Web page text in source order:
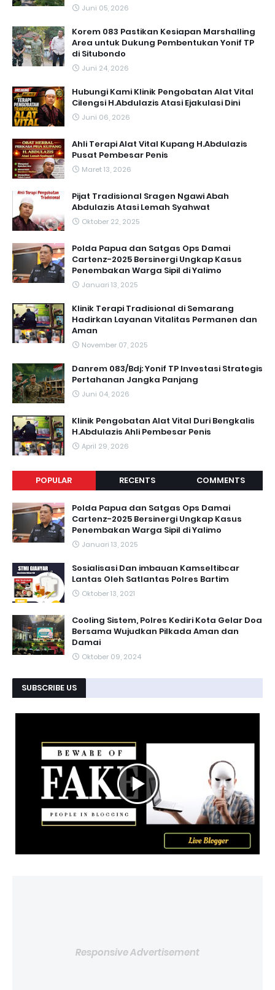
Juni 05, 2026
Korem 083 Pastikan Kesiapan Marshalling
Area untuk Dukung Pembentukan Yonif TP
di Situbondo
Juni 24, 2026
Hubungi Kami Klinik Pengobatan Alat Vital
Cilengsi H.Abdulazis Atasi Ejakulasi Dini
Juni 06, 2026
Ahli Terapi Alat Vital Kupang H.Abdulazis
Pusat Pembesar Penis
Maret 13, 2026
Pijat Tradisional Sragen Ngawi Abah
Abdulazis Atasi Lemah Syahwat
Oktober 22, 2025
Polda Papua dan Satgas Ops Damai
Cartenz-2025 Bersinergi Ungkap Kasus
Penembakan Warga Sipil di Yalimo
Januari 13, 2025
Klinik Terapi Tradisional di Semarang
Hadirkan Layanan Vitalitas Permanen dan
Aman
November 07, 2025
Danrem 083/Bdj: Yonif TP Investasi Strategis
Pertahanan Jangka Panjang
Juni 04, 2026
Klinik Pengobatan Alat Vital Duri Bengkalis
H.Abdulazis Ahli Pembesar Penis
April 29, 2026
POPULAR RECENTS COMMENTS
Polda Papua dan Satgas Ops Damai
Cartenz-2025 Bersinergi Ungkap Kasus
Penembakan Warga Sipil di Yalimo
Januari 13, 2025
Sosialisasi Dan imbauan Kamseltibcar
Lantas Oleh Satlantas Polres Bartim
Oktober 13, 2021
Cooling Sistem, Polres Kediri Kota Gelar Doa
Bersama Wujudkan Pilkada Aman dan
Damai
Oktober 09, 2024
SUBSCRIBE US
Responsive Advertisement